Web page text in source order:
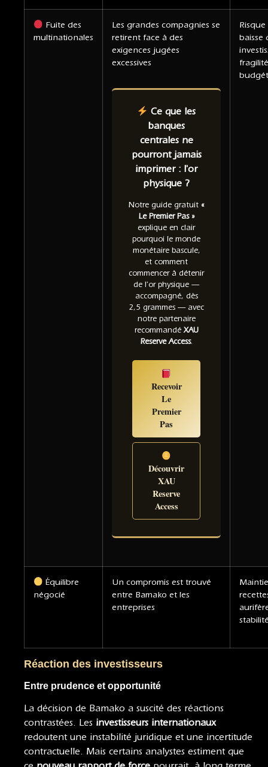
Fuite des
multinationales
Les grandes compagnies se
retirent face à des
exigences jugées
excessives
Ce que les
banques
centrales ne
pourront jamais
imprimer : l'or
physique ?
Notre guide gratuit «
Le Premier Pas »
explique en clair
pourquoi le monde
monétaire bascule,
et comment
commencer à détenir
de l'or physique —
accompagné, dès
2,5 grammes — avec
notre partenaire
recommandéXAU
Reserve Access.
Recevoir
Le
Premier
Pas
Découvrir
XAU
Reserve
Access
baisse
fragilité
Équilibre
négocié
Un compromis est trouvé
entre Bamako et les
entreprises
Réaction des investisseurs
Entre prudence et opportunité
La décision de Bamako a suscité des réactions
contrastées. Les investisseurs internationaux
redoutent une instabilité juridique et une incertitude
contractuelle. Mais certains analystes estiment que